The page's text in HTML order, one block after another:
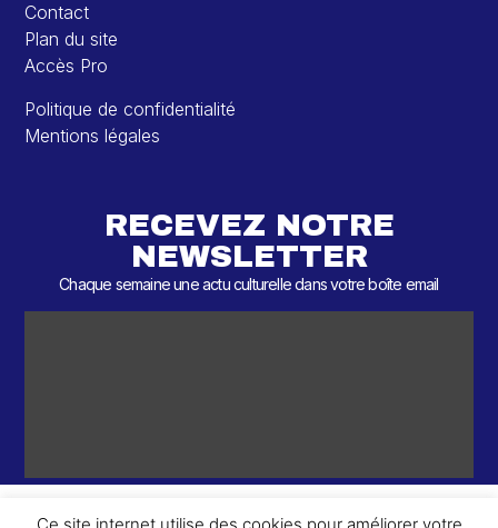
Contact
Plan du site
Accès Pro
Politique de confidentialité
Mentions légales
RECEVEZ NOTRE
NEWSLETTER
Chaque semaine une actu culturelle dans votre boîte email